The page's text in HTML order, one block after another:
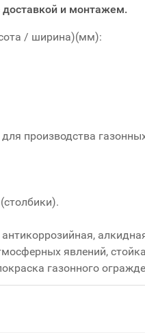
доставкой и монтажем.
/ ширина)(мм):
производства
явлений,
газонного